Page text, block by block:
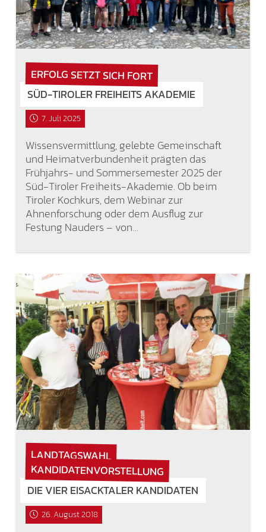
ERFOLG SETZT SICH FORT
SÜD-TIROLER FREIHEITS AKADEMIE
7. Juli 2025
Wissensvermittlung, gelebte Gemeinschaft
und Heimatverbundenheit prägten das
Frühjahrs- und Sommersemester 2025 der
Süd-Tiroler Freiheits-Akademie. Ob beim
Tiroler Kochkurs, dem Webinar zur
Ahnenforschung oder dem Ausflug zur
Festung Nauders – von…
LANDTAGSWAHL
KANDIDATENVORSTELLUNG
DIE VIER EISACKTALER KANDIDATEN
26. August 2018